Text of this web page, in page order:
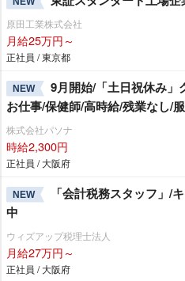
原田工業株式会社
月給25万円～
正社員 / 東京都
NEW
9月開始/「土日祝休み」
お仕事/保健師/高時給/残業なし/
株式会社パソナ
時給2,300円
正社員 / 大阪府
NEW
「会計税務スタッフ」/
中
ウィズアップ税理士法人
月給27万円～
正社員 / 大阪府